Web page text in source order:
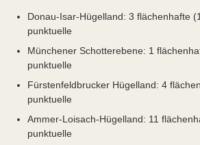
Donau-Isar-Hügelland: 3 flächenhafte
punktuelle
Münchener Schotterebene: 1
punktuelle
Fürstenfeldbrucker Hügelland: 4
punktuelle
Ammer-Loisach-Hügelland: 11
punktuelle